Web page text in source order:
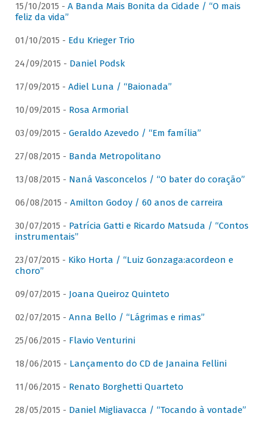
15/10/2015 - A Banda Mais Bonita da Cidade / “O mais
feliz da vida”
01/10/2015 - Edu Krieger Trio
24/09/2015 - Daniel Podsk
17/09/2015 - Adiel Luna / “Baionada”
10/09/2015 - Rosa Armorial
03/09/2015 - Geraldo Azevedo / “Em família”
27/08/2015 - Banda Metropolitano
13/08/2015 - Naná Vasconcelos / “O bater do coração”
06/08/2015 - Amilton Godoy / 60 anos de carreira
30/07/2015 - Patrícia Gatti e Ricardo Matsuda / “Contos
instrumentais”
23/07/2015 - Kiko Horta / “Luiz Gonzaga:acordeon e
choro”
09/07/2015 - Joana Queiroz Quinteto
02/07/2015 - Anna Bello / “Lágrimas e rimas”
25/06/2015 - Flavio Venturini
18/06/2015 - Lançamento do CD de Janaina Fellini
11/06/2015 - Renato Borghetti Quarteto
28/05/2015 - Daniel Migliavacca / “Tocando à vontade”